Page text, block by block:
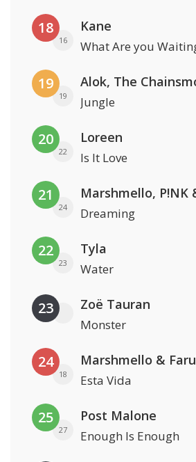
18
16
Kane
What Are you
19
19 Jungle
20
22
Loreen
Is It Love
21
24
Marshmello, P!NK
Dreaming
22
23
Tyla
Water
23 Zoë Tauran
Monster
24
18
Marshmello &
Esta Vida
25
27
Post Malone
Enough Is Enough